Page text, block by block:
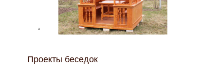
Проекты беседок